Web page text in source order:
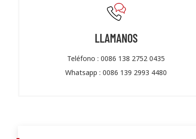
LLAMANOS
Teléfono :0086 138 2752 0435
Whatsapp :0086 139 2993 4480